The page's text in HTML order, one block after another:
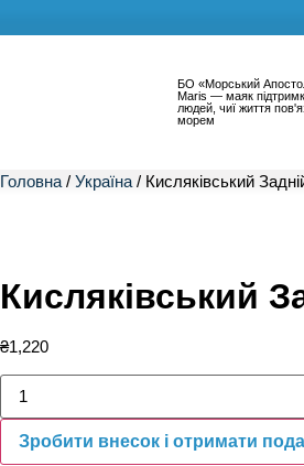
БО «Морський
Maris — маяк
людей, чиї життя
морем
Головна / Україна / Кисляківський
Кисляківський
₴1,220
Зробити внесок і отримати